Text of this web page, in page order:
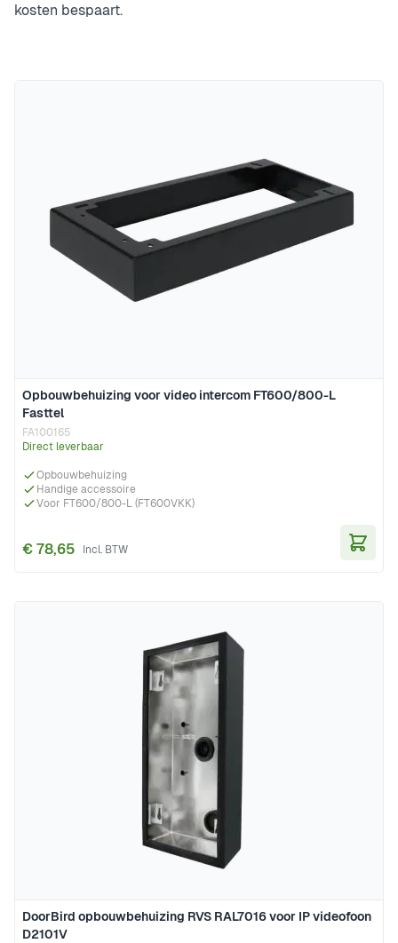
kosten bespaart.
Opbouwbehuizing voor video intercom FT600/800-L
Fasttel
FA100165
Direct leverbaar
Opbouwbehuizing
Handige accessoire
Voor FT600/800-L (FT600VKK)
€ 78,65
DoorBird opbouwbehuizing RVS RAL7016 voor IP videofoon
D2101V